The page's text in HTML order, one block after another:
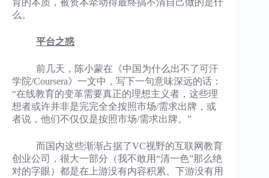
育的本质，被资本牵动得最终搞不清自己做的是什
么。
平台之惑
前几天，陈小蒙在《中国为什么出不了可汗
学院/Coursera》一文中，写下一句意味深远的话：
“在线教育的变革需要真正的理想主义者，这些理
想者或许并非是完完全全按照市场/需求出牌，或
者说，他们不仅仅是按照市场/需求出牌。”
而国内这些渐渐占据了VC视野的互联网教育
创业公司，很大一部分（我不敢用“清一色”那么绝
对的字眼）都是在上游没有内容积累、下游没有用